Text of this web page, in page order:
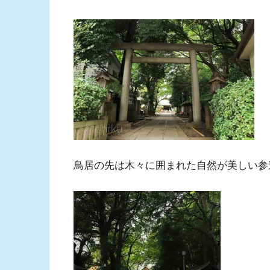
鳥居の先は木々に囲まれた自然が美しい参